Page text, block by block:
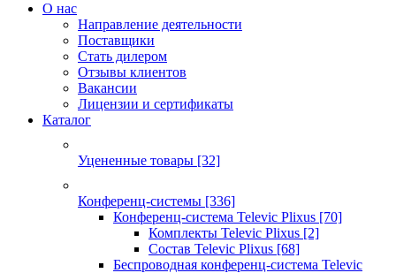
О нас
Направление деятельности
Поставщики
Стать дилером
Отзывы клиентов
Вакансии
Лицензии и сертификаты
Каталог
Уцененные товары [32]
Конференц-системы [336]
Конференц-система Televic Plixus [70]
Комплекты Televic Plixus [2]
Состав Televic Plixus [68]
Беспроводная конференц-система Televic